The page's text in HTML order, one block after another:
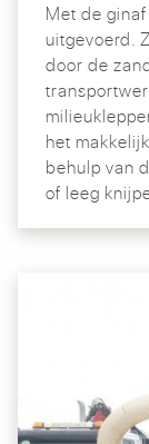
Met de
uitgevoerd.
door de
het
behulp van
of leeg